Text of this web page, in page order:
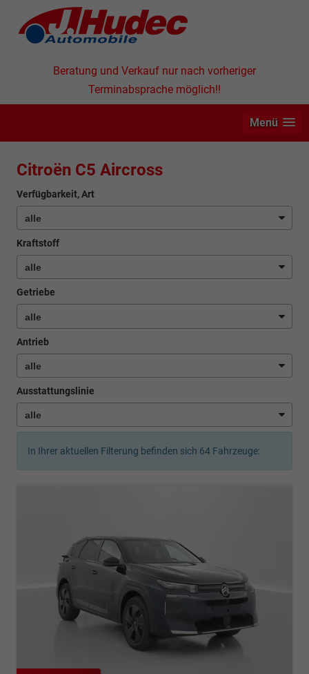
Beratung und Verkauf nur nach vorheriger
Terminabsprache möglich!!
Menü
Citroën C5 Aircross
Verfügbarkeit, Art
Kraftstoff
Getriebe
Antrieb
Ausstattungslinie
In Ihrer aktuellen Filterung befinden sich 64 Fahrzeuge: